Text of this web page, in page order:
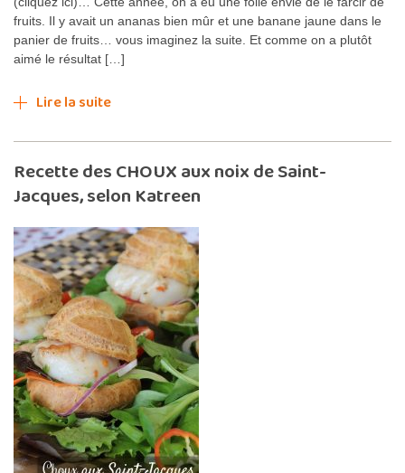
fruits. Il y avait un ananas bien mûr et une banane jaune dans le
panier de fruits… vous imaginez la suite. Et comme on a plutôt
aimé le résultat […]
Lire la suite
Recette des CHOUX aux noix de Saint-
Jacques, selon Katreen